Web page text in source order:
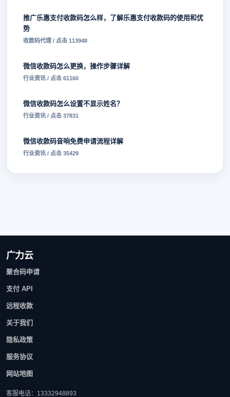
推广乐惠支付收款码怎么样，了解乐惠支付收款码的使用和优
势
收款码代理 / 点击 113948
微信收款码怎么更换，操作步骤详解
行业资讯 / 点击 61160
微信收款码怎么设置不显示姓名？
行业资讯 / 点击 37831
微信收款码音响免费申请流程详解
行业资讯 / 点击 35429
广力云
聚合码申请
支付 API
远程收款
关于我们
隐私政策
服务协议
网站地图
客服电话：13332948893